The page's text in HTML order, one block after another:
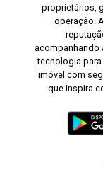
proprietários,
operação.
acompanhando
tecnologia para
imóvel com
que inspira